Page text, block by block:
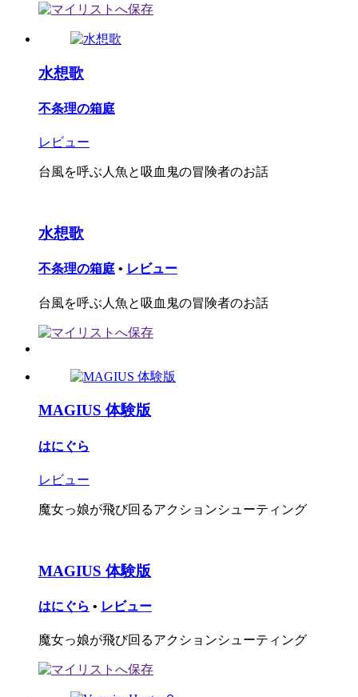
水想歌
不条理の箱庭
レビュー
台風を呼ぶ人魚と吸血鬼の冒険者のお話
水想歌
不条理の箱庭 • レビュー
台風を呼ぶ人魚と吸血鬼の冒険者のお話
MAGIUS 体験版
はにぐら
レビュー
魔女っ娘が飛び回るアクションシューティング
MAGIUS 体験版
はにぐら • レビュー
魔女っ娘が飛び回るアクションシューティング